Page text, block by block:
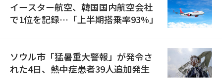
イースター航空、韓国国内航空会社
で1位を記録…「上半期搭乗率93%」
ソウル市「猛暑重大警報」が発令さ
れた4日、熱中症患者39人追加発生